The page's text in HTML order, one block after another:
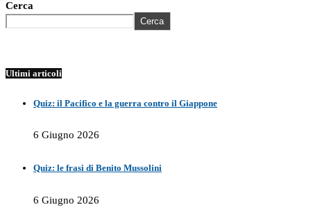
Cerca
Cerca
Ultimi articoli
Quiz: il Pacifico e la guerra contro il Giappone
6 Giugno 2026
Quiz: le frasi di Benito Mussolini
6 Giugno 2026